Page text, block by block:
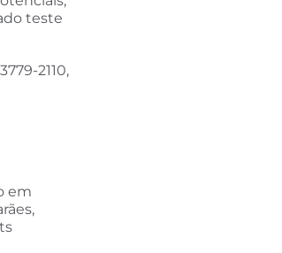
teste
3779-2110,
em